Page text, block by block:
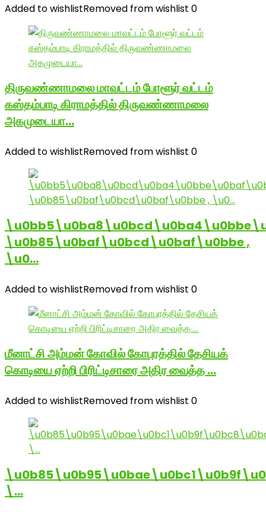
Added to wishlistRemoved from wishlist 0
திருவண்ணாமலை மாவட்டம் போளூர் வட்டம்
கஸ்தம்பாடி கிராமத்தில் திருவண்ணாமலை
அகமுடையா…
Added to wishlistRemoved from wishlist 0
\u0b85\u0baf\u0bcd\u0baf\u0bbe ,
\u0…
Added to wishlistRemoved from wishlist 0
மீனாட்சி அம்மன் கோவில் கோபுரத்தில் தேசியக்
கொடியை ஏற்றி பிரிட்டிசாரை அதிர வைத்த …
Added to wishlistRemoved from wishlist 0
\…